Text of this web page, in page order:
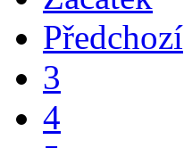
Předchozí
3
4